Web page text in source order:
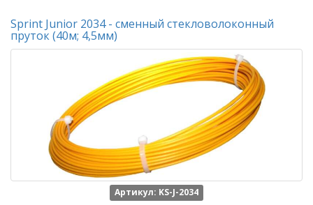
Sprint Junior 2034 - сменный стекловолоконный
пруток (40м; 4,5мм)
Артикул: KS-J-2034